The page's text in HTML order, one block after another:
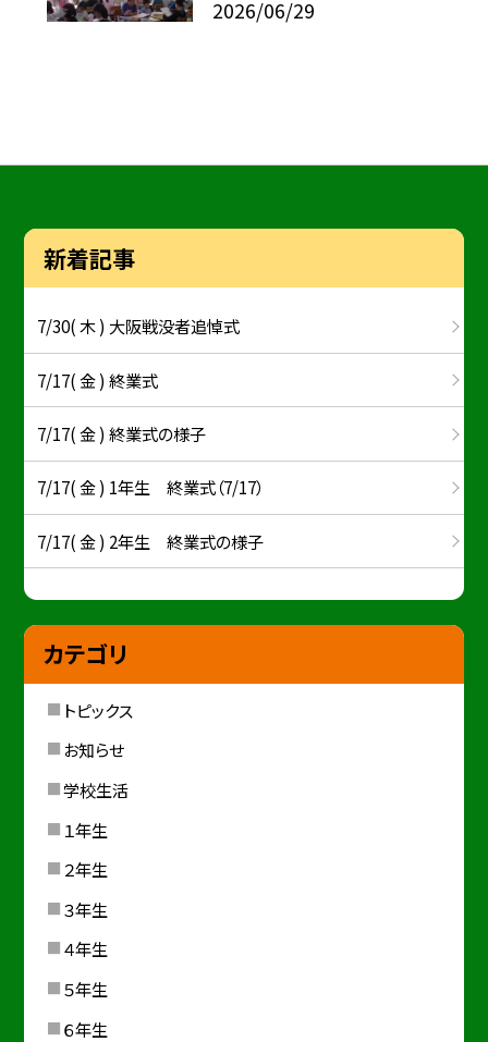
2026/06/29
新着記事
7/30( 木 ) 大阪戦没者追悼式
7/17( 金 ) 終業式
7/17( 金 ) 終業式の様子
7/17( 金 ) 1年生 終業式（7/17）
7/17( 金 ) 2年生 終業式の様子
カテゴリ
トピックス
お知らせ
学校生活
１年生
２年生
３年生
４年生
５年生
６年生